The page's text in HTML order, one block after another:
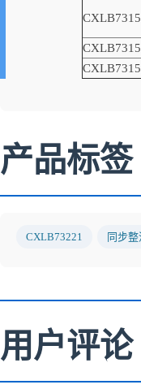
产品标签
CXLB73221 同步
用户评论